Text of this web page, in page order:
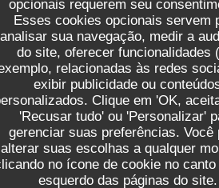
opcionais requerem seu
Esses cookies opcionais servem
analisar sua navegação, medir a
do site, oferecer funcionalidades
relacionadas às redes
exibir publicidade ou
Clique em 'OK,
'Recusar tudo' ou 'Personalizar'
gerenciar suas preferências. Você
alterar suas escolhas a qualquer
no ícone de cookie no
esquerdo das páginas do site.
1 2 3